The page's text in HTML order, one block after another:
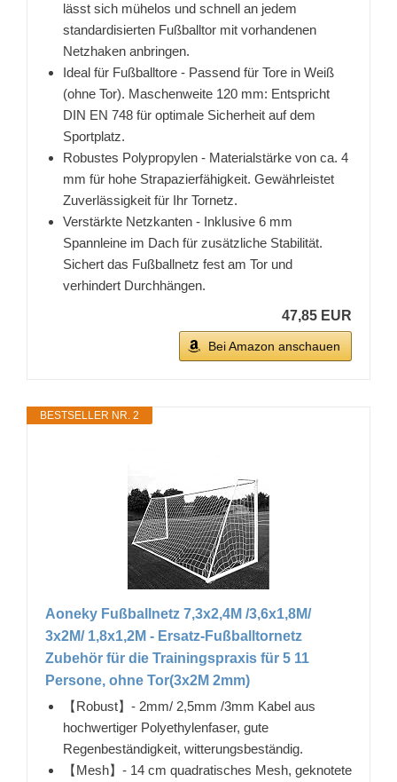
lässt sich mühelos und schnell an jedem
standardisierten Fußballtor mit vorhandenen
Netzhaken anbringen.
Ideal für Fußballtore - Passend für Tore in Weiß
(ohne Tor). Maschenweite 120 mm: Entspricht
DIN EN 748 für optimale Sicherheit auf dem
Sportplatz.
Robustes Polypropylen - Materialstärke von ca. 4
mm für hohe Strapazierfähigkeit. Gewährleistet
Zuverlässigkeit für Ihr Tornetz.
Verstärkte Netzkanten - Inklusive 6 mm
Spannleine im Dach für zusätzliche Stabilität.
Sichert das Fußballnetz fest am Tor und
verhindert Durchhängen.
47,85 EUR
Bei Amazon anschauen
BESTSELLER NR. 2
Aoneky Fußballnetz 7,3x2,4M /3,6x1,8M/
3x2M/ 1,8x1,2M - Ersatz-Fußballtornetz
Zubehör für die Trainingspraxis für 5 11
Persone, ohne Tor(3x2M 2mm)
【Robust】- 2mm/ 2,5mm /3mm Kabel aus
hochwertiger Polyethylenfaser, gute
Regenbeständigkeit, witterungsbeständig.
【Mesh】- 14 cm quadratisches Mesh, geknotete